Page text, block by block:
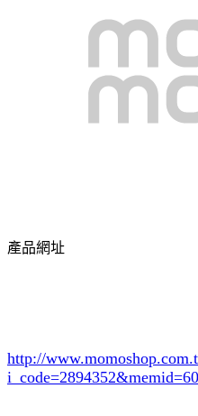
產品網址
http://
i_code=2894352